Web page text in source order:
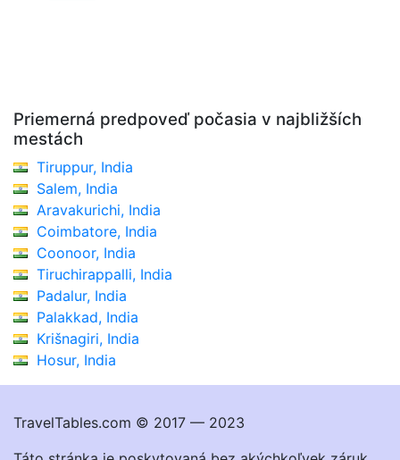
Priemerná predpoveď počasia v najbližších
mestách
Tiruppur, India
Salem, India
Aravakurichi, India
Coimbatore, India
Coonoor, India
Tiruchirappalli, India
Padalur, India
Palakkad, India
Krišnagiri, India
Hosur, India
TravelTables.com © 2017 — 2023